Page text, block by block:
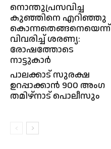
നൊന്തുപ്രസവിച്ച
കുഞ്ഞിനെ എറിഞ്ഞു
കൊന്നതെങ്ങനെയെന്ന്
വിവരിച്ച് ശരണ്യ:
രോഷത്തോടെ
നാട്ടുകാർ
പാലക്കാട് സുരക്ഷ
ഉറപ്പാക്കാന്‍ 900 അംഗ
തമിഴ്‌നാട് പൊലീസും